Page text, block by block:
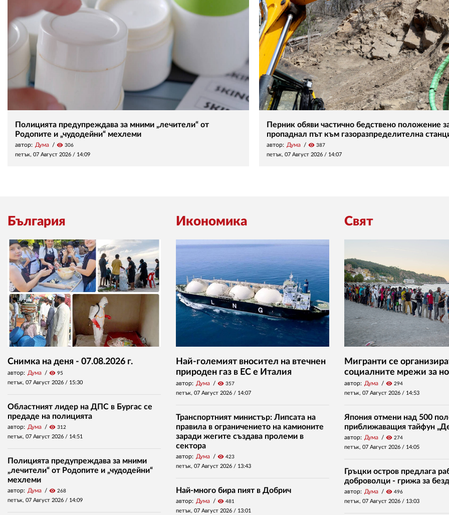
Полицията предупреждава за мними „лечители“ от
Родопите и „чудодейни“ мехлеми
автор: Дума visibility 306
петък, 07 Август 2026 / 14:09
Перник обяви частично бедствено положение
пропаднал път към газоразпределителна
автор: Дума visibility 387
петък, 07 Август 2026 / 14:07
България
Снимка на деня - 07.08.2026 г.
автор: Дума visibility 95
петък, 07 Август 2026 / 15:30
Областният лидер на ДПС в Бургас се
предаде на полицията
автор: Дума visibility 312
петък, 07 Август 2026 / 14:51
Полицията предупреждава за мними
„лечители“ от Родопите и „чудодейни“
мехлеми
автор: Дума visibility 268
петък, 07 Август 2026 / 14:09
Икономика
Най-големият вносител на втечнен
природен газ в ЕС е Италия
автор: Дума visibility 357
петък, 07 Август 2026 / 14:07
Транспортният министър: Липсата на
правила в ограничението на камионите
заради жегите създава пролеми в
сектора
автор: Дума visibility 423
петък, 07 Август 2026 / 13:43
Най-много бира пият в Добрич
автор: Дума visibility 481
петък, 07 Август 2026 / 13:01
Свят
Мигранти се
социалните мрежи за
автор: Дума visibility 294
петък, 07 Август 2026 / 14:53
Япония отмени над 500
приближаващия тайфун
автор: Дума visibility 274
петък, 07 Август 2026 / 14:05
Гръцки остров предлага
доброволци - грижа за
автор: Дума visibility 496
петък, 07 Август 2026 / 13:03